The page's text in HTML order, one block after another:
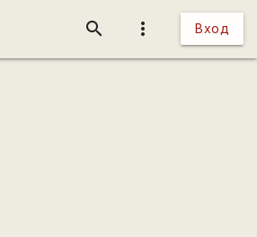
more_vert Вход
search